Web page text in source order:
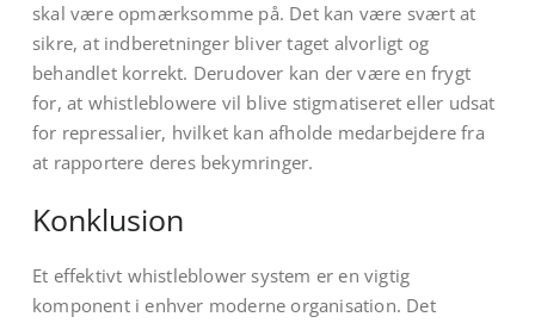
skal være opmærksomme på. Det kan være svært at
sikre, at indberetninger bliver taget alvorligt og
behandlet korrekt. Derudover kan der være en frygt
for, at whistleblowere vil blive stigmatiseret eller udsat
for repressalier, hvilket kan afholde medarbejdere fra
at rapportere deres bekymringer.
Konklusion
Et effektivt whistleblower system er en vigtig
komponent i enhver moderne organisation. Det